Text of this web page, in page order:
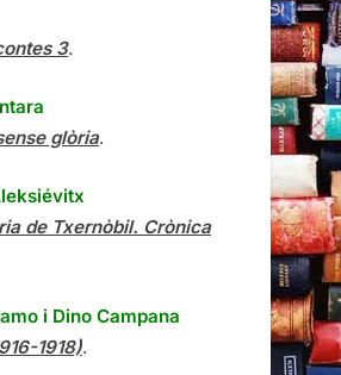
3.
glòria.
de Txernòbil. Crònica
i Dino Campana
1918).